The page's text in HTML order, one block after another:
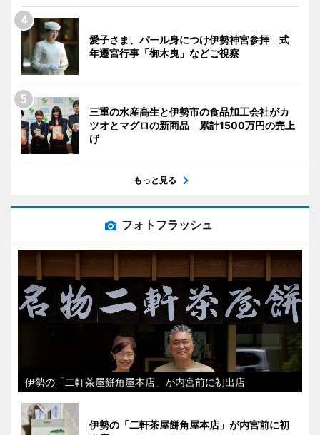
愛子さま、パール身につけ伊勢神宮参拝 式
年遷宮行事「御木曳」などご視察
三重の水産高生と伊勢市の食品加工会社がカ
ツオとマグロの新商品 累計1500万円の売上
げ
もっと見る
フォトフラッシュ
伊勢の「二軒茶屋餅角屋本店」が内宮前に初出店
伊勢の「二軒茶屋餅角屋本店」が内宮前に初